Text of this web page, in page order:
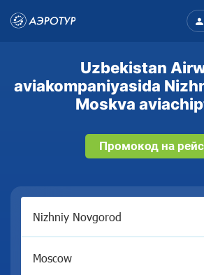
Uzbekistan
aviakompaniyasida
Moskva
Промокод на